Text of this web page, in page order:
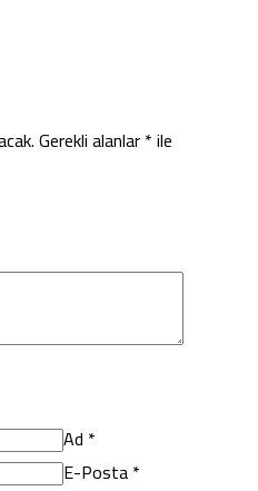
Gerekli alanlar*ile
Ad *
E-Posta*